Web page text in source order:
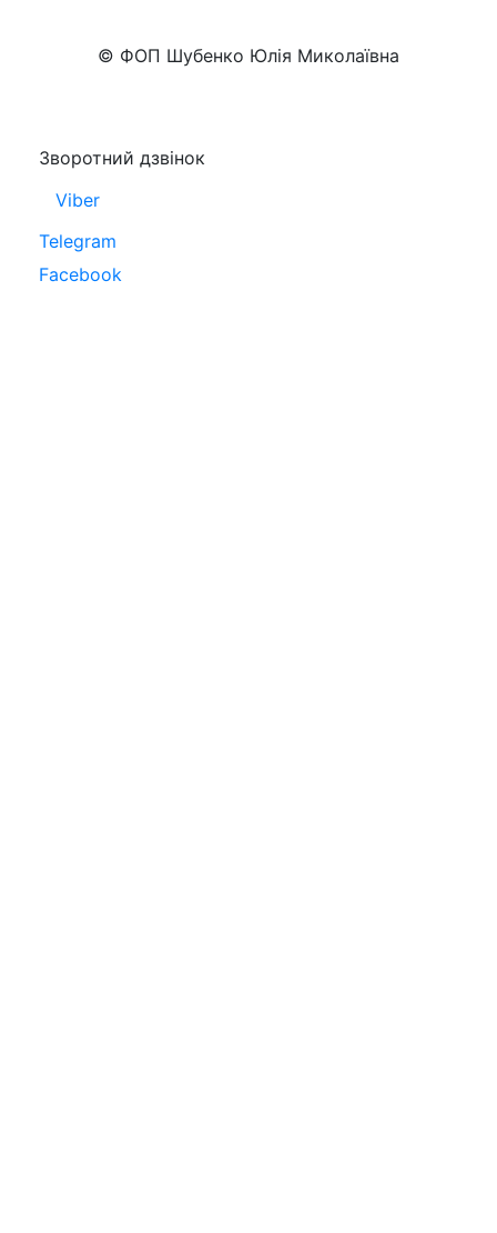
© ФОП Шубенко Юлія Миколаївна
Зворотний дзвінок
Viber
Telegram
Facebook